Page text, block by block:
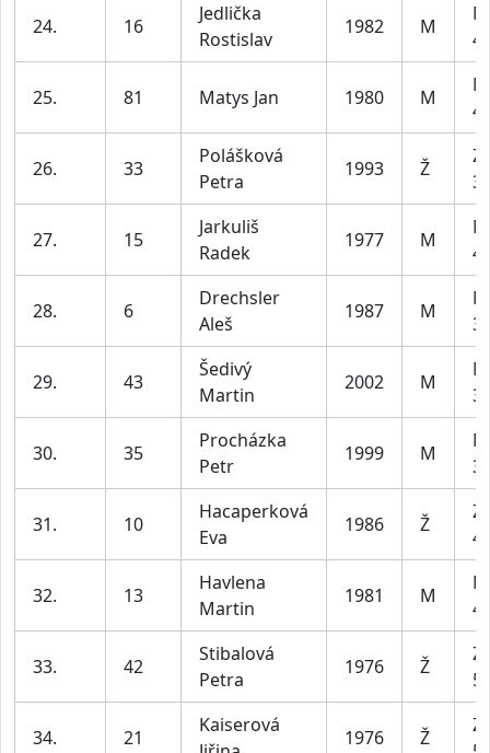
24. 16
Jedlička
Rostislav
1982 M
25. 81 Matys Jan 1980 M
26. 33
Polášková
Petra
1993 Ž
27. 15
Jarkuliš
Radek
1977 M
28. 6
Drechsler
Aleš
1987 M
29. 43
Šedivý
Martin
2002 M
30. 35
Procházka
Petr
1999 M
31. 10
Hacaperková
Eva
1986 Ž
32. 13
Havlena
Martin
1981 M
33. 42
Stibalová
Petra
1976 Ž
34. 21
Kaiserová
1976 Ž